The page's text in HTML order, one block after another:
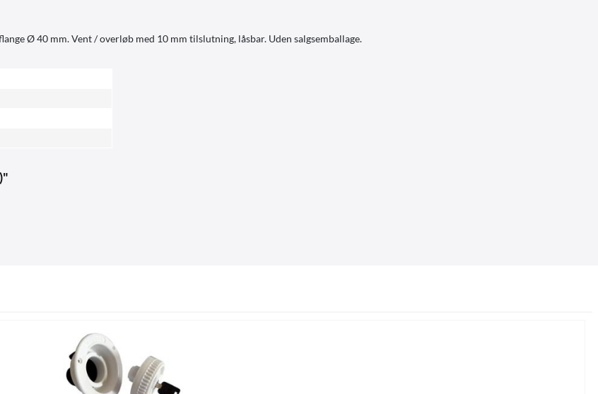
Ø 40 mm. Vent / overløb med 10 mm tilslutning, låsbar. Uden salgsemballage.